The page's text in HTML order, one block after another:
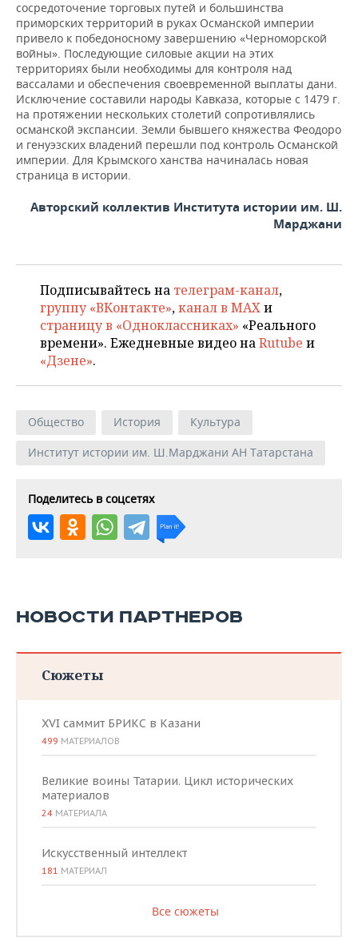
сосредоточение торговых путей и большинства
приморских территорий в руках Османской империи
привело к победоносному завершению «Черноморской
войны». Последующие силовые акции на этих
территориях были необходимы для контроля над
вассалами и обеспечения своевременной выплаты дани.
Исключение составили народы Кавказа, которые с 1479 г.
на протяжении нескольких столетий сопротивлялись
османской экспансии. Земли бывшего княжества Феодоро
и генуэзских владений перешли под контроль Османской
империи. Для Крымского ханства начиналась новая
страница в истории.
Авторский коллектив Института истории им. Ш.
Марджани
Подписывайтесь на телеграм-канал,
группу «ВКонтакте»,канал в MAXи
страницу в «Одноклассниках» «Реального
времени». Ежедневные видео наRutube и
«Дзене».
Общество История
Культура
Институт истории им. Ш.Марджани АН Татарстана
Поделитесь в соцсетях
НОВОСТИ ПАРТНЕРОВ
Сюжеты
XVI саммит БРИКС в Казани
499 МАТЕРИАЛОВ
Великие воины Татарии. Цикл исторических
материалов
24 МАТЕРИАЛА
Искусственный интеллект
181 МАТЕРИАЛ
Все сюжеты